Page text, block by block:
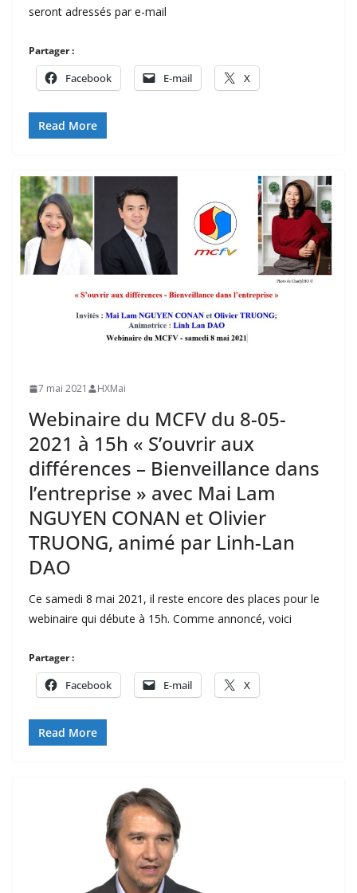
seront adressés par e-mail
Partager :
Facebook E-mail X
Read More
7 mai 2021 HXMai
Webinaire du MCFV du 8-05-
2021 à 15h « S’ouvrir aux
différences – Bienveillance dans
l’entreprise » avec Mai Lam
NGUYEN CONAN et Olivier
TRUONG, animé par Linh-Lan
DAO
Ce samedi 8 mai 2021, il reste encore des places pour le
webinaire qui débute à 15h. Comme annoncé, voici
Partager :
Facebook E-mail X
Read More